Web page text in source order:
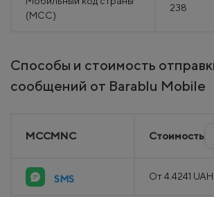
(MCC)
238
Способы и стоимость
сообщений от Barablu Mobile
MCCMNC Стоимость
SMS От 4.4241 UAH